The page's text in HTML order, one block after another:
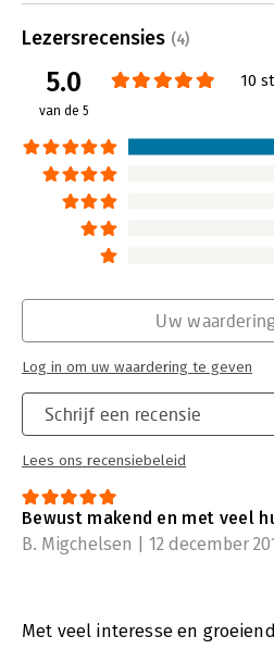
Lees verder
Lezersrecensies (4)
5.0
van de 5
10
Schrijf een recensie
Lees ons recensiebeleid
Uw
Log in om uw waardering te geven
Bewust makend en met veel
B. Migchelsen | 12 december
Met veel interesse en